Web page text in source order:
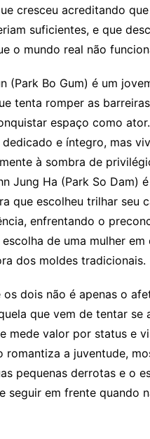
cresceu acreditando
suficientes, e que
o mundo real não
(Park Bo Gum) é um
tenta romper as
espaço como
e íntegro, mas
à sombra de
Jung Ha (Park So Dam)
que escolheu trilhar seu
enfrentando o
de uma mulher em
dos moldes tradicionais.
os dois não é apenas o
que vem de tentar se
mede valor por status e
romantiza a juventude,
pequenas derrotas e o
seguir em frente quando